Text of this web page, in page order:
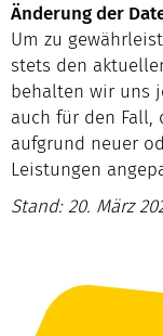
Änderung der
Um zu
stets den
behalten wir uns
auch für den Fall,
aufgrund neuer
Leistungen
Stand: 20. März